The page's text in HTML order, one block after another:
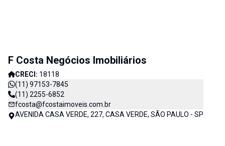
F Costa Negócios Imobiliários
CRECI: 18118
(11) 97153-7845
(11) 2255-6852
fcosta@fcostaimoveis.com.br
AVENIDA CASA VERDE, 227, CASA VERDE, SÃO PAULO - SP